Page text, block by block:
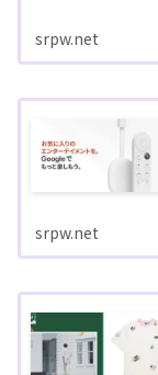
srpw.net
srpw.net